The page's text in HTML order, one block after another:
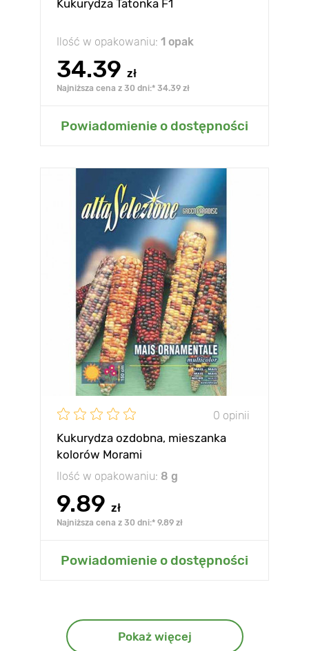
Kukurydza Tatonka F1
Ilość w opakowaniu: 1 opak
34.39 zł
Najniższa cena z 30 dni:* 34.39 zł
Powiadomienie o dostępności
0 opinii
Kukurydza ozdobna, mieszanka
kolorów Morami
Ilość w opakowaniu: 8 g
9.89 zł
Najniższa cena z 30 dni:* 9.89 zł
Powiadomienie o dostępności
Pokaż więcej